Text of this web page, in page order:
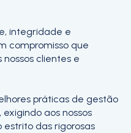
integridade e
compromisso que
clientes e
práticas de gestão
aos nossos
das rigorosas